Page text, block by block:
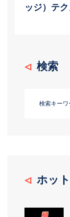
ッジ）テ
検索
ホッ